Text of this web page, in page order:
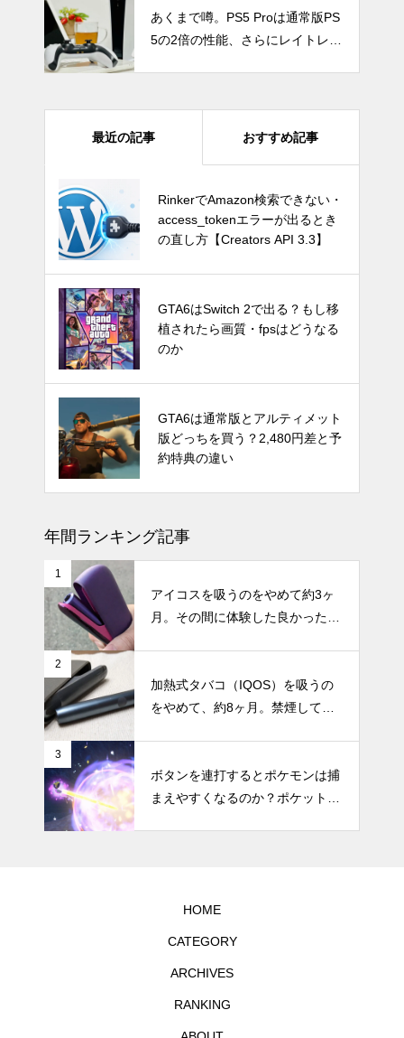
あくまで噂。PS5 Proは通常版PS
5の2倍の性能、さらにレイトレー
時期は2024年を予定。
最近の記事 おすすめ記事
RinkerでAmazon検索できない・
access_tokenエラーが出るとき
の直し方【Creators API 3.3】
GTA6はSwitch 2で出る？もし移
植されたら画質・fpsはどうなる
のか
GTA6は通常版とアルティメット
版どっちを買う？2,480円差と予
約特典の違い
GTA6はSwitch 2で出る？もし移
植されたら画質・fpsはどうなる
のか
Switch Pro？新型Nintendo Switc
hは2024年後半に発売か。アナリ
ストが予測
発売時期はいつ？PS5 Proの噂と
スペック・価格についての情報
と予測
年間ランキング記事
1
アイコスを吸うのをやめて約3ヶ
月。その間に体験した良かったこ
2
加熱式タバコ（IQOS）を吸うの
をやめて、約8ヶ月。禁煙してか
3
ボタンを連打するとポケモンは捕
まえやすくなるのか？ポケットモ
HOME
CATEGORY
ARCHIVES
RANKING